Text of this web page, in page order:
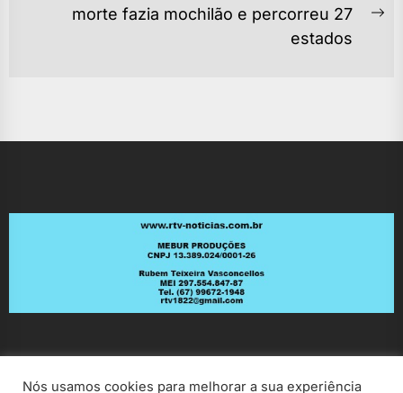
morte fazia mochilão e percorreu 27
estados
Nós usamos cookies para melhorar a sua experiência